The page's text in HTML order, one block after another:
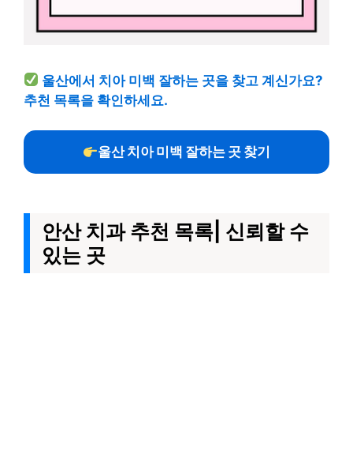
울산에서 치아 미백 잘하는 곳을 찾고 계신가요?
추천 목록을 확인하세요.
울산 치아 미백 잘하는 곳 찾기
안산 치과 추천 목록| 신뢰할 수
있는 곳